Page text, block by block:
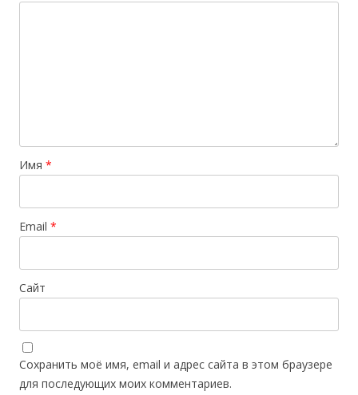
Имя *
Email *
Сайт
Сохранить моё имя, email и адрес сайта в этом браузере
для последующих моих комментариев.